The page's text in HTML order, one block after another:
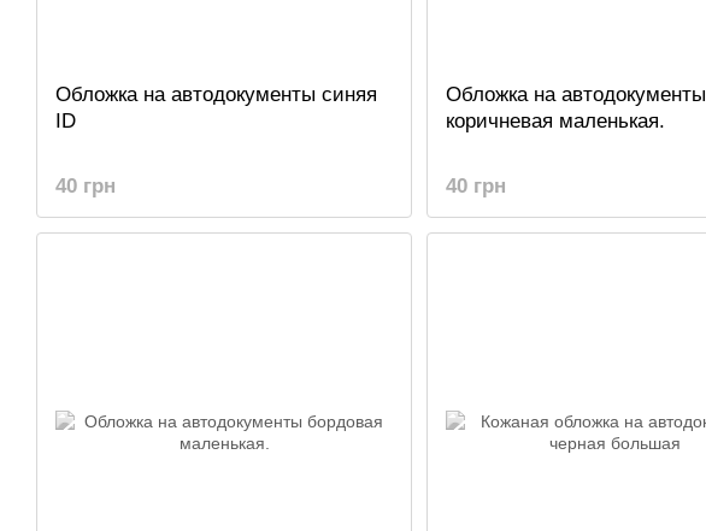
Обложка на автодокументы синяя
ID
40 грн
Обложка на автодокументы
коричневая маленькая.
40 грн